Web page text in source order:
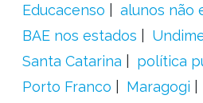
Educacenso
alunos não
BAE nos estados
Santa Catarina
política
Porto Franco
Maragogi